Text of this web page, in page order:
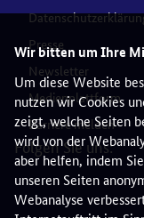
Wir bitten um Ihre
Um diese Website
nutzen wir Cookies
zeigt, welche Seiten
wird von der
aber helfen, indem
unseren Seiten
Webanalyse
Presse
Newsletter
Medienplattform
Barriere melden
Folgen Sie uns: